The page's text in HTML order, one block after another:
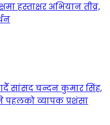
हस्ताक्षर अभियान तीव्र,
सांसद चन्दन कुमार सिंह,
पहलको व्यापक प्रशंसा